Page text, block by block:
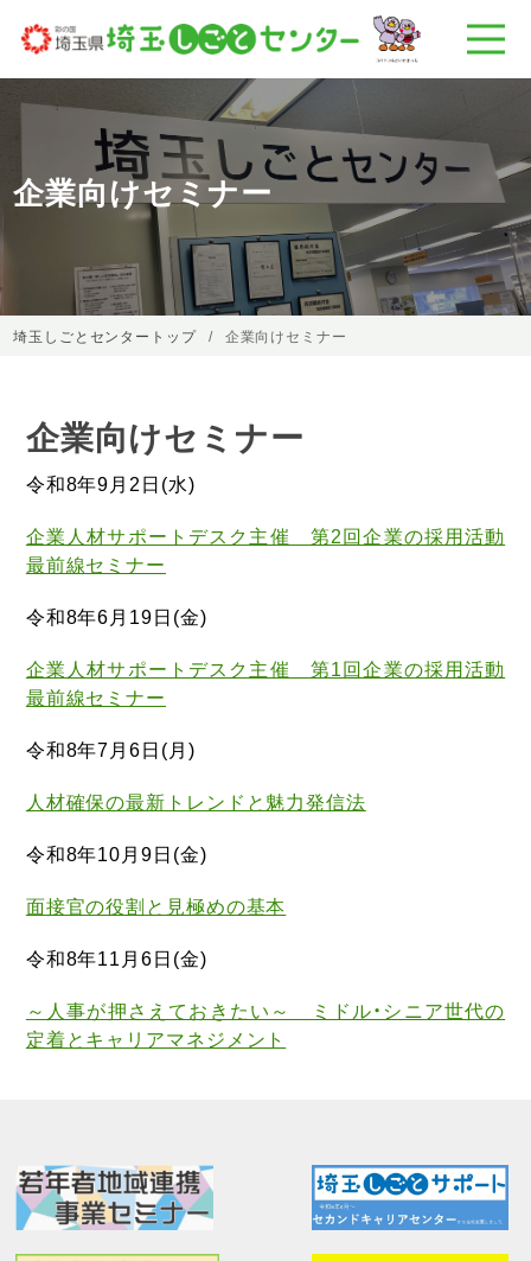
企業向けセミナー
埼玉しごとセンタートップ 企業向けセミナー
企業向けセミナー
令和8年9月2日(水)
企業人材サポートデスク主催 第2回企業の採用活動
最前線セミナー
令和8年6月19日(金)
企業人材サポートデスク主催 第1回企業の採用活動
最前線セミナー
令和8年7月6日(月)
人材確保の最新トレンドと魅力発信法
令和8年10月9日(金)
面接官の役割と見極めの基本
令和8年11月6日(金)
～人事が押さえておきたい～ ミドル・シニア世代の
定着とキャリアマネジメント